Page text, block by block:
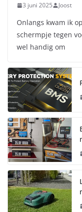
3 juni 2025 Joost
Onlangs kwam ik
schermpje tegen
wel handig om